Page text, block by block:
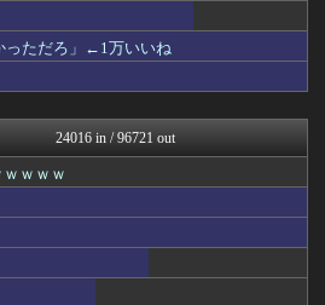
投資ちゃんねる
みそパンNEWS
バイク速報
オレ的ゲーム速報＠刃
キニ速
けおけお速報
エアライン本舗
っただろ」←1万いいね
24016 in / 96721 out
ｗｗｗ